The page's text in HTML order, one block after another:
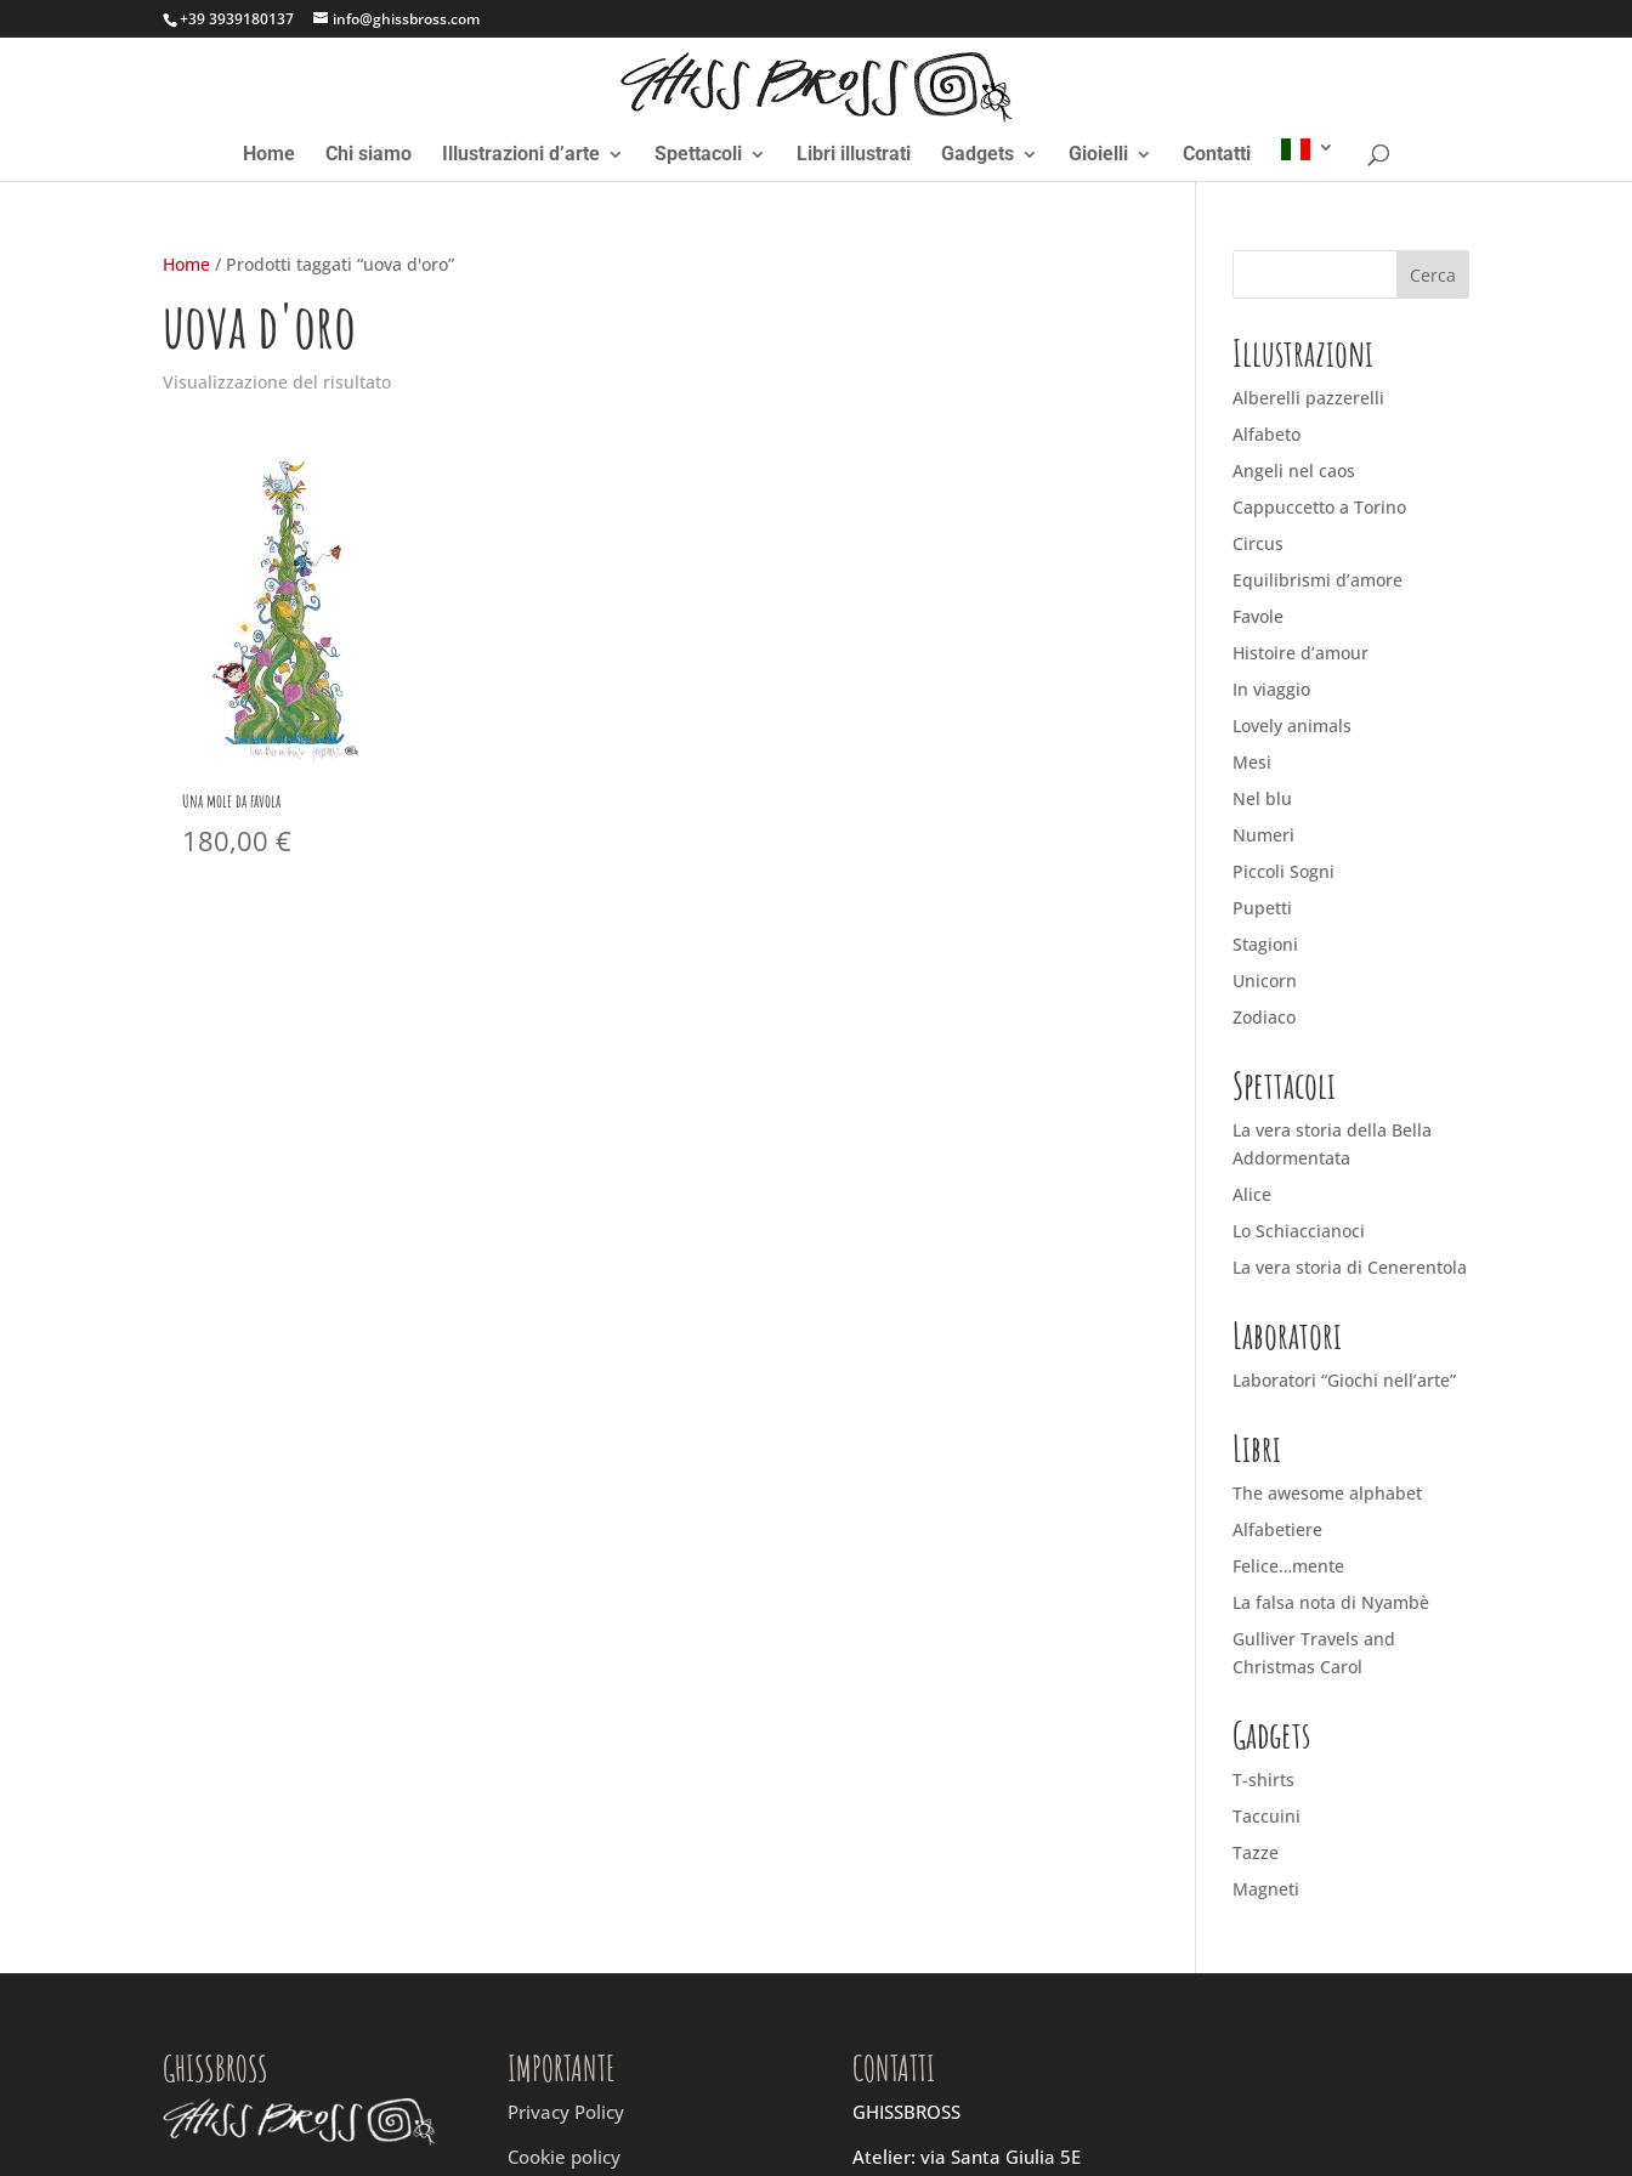
+39 3939180137 info@ghissbross.com
Home Chi siamo Illustrazioni d’arte Spettacoli Libri illustrati Gadgets Gioielli Contatti
Home / Prodotti taggati “uova d'oro”
uova d'oro
Visualizzazione del risultato
Una mole da favola
180,00€
Illustrazioni
Alberelli pazzerelli
Alfabeto
Angeli nel caos
Cappuccetto a Torino
Circus
Equilibrismi d’amore
Favole
Histoire d’amour
In viaggio
Lovely animals
Mesi
Nel blu
Numeri
Piccoli Sogni
Pupetti
Stagioni
Unicorn
Zodiaco
Spettacoli
La vera storia della Bella
Addormentata
Alice
Lo Schiaccianoci
La vera storia di Cenerentola
Laboratori
Laboratori “Giochi nell’arte”
Libri
The awesome alphabet
Alfabetiere
Felice…mente
La falsa nota di Nyambè
Gulliver Travels and
Christmas Carol
Gadgets
T-shirts
Taccuini
Tazze
Magneti
GHISSBROSS IMPORTANTE
Privacy Policy
Cookie policy
CONTATTI
GHISSBROSS
Atelier: via Santa Giulia 5E